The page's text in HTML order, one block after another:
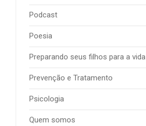
Podcast
Poesia
Preparando seus filhos para a vida
Prevenção e Tratamento
Psicologia
Quem somos